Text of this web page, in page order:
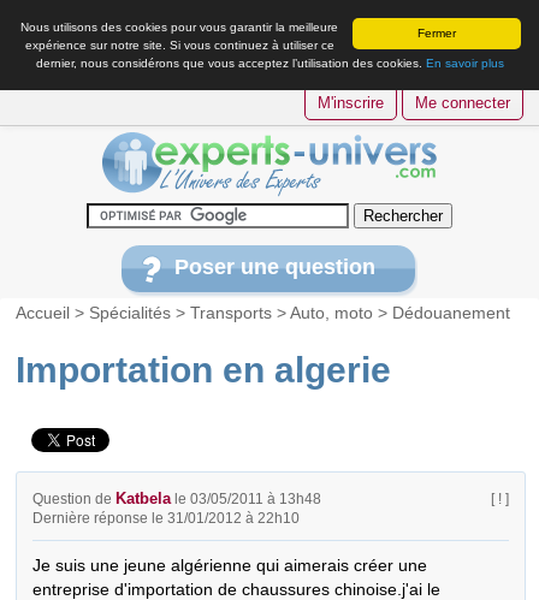
Fermer
Nous utilisons des cookies pour vous garantir la meilleure
expérience sur notre site. Si vous continuez à utiliser ce
dernier, nous considérons que vous acceptez l’utilisation des cookies. En savoir plus
M'inscrire Me connecter
Poser une question
Accueil > Spécialités >Transports >Auto, moto > Dédouanement
Importation en algerie
Question de Katbela le 03/05/2011 à 13h48
Dernière réponse le 31/01/2012 à 22h10
[ ! ]
Je suis une jeune algérienne qui aimerais créer une
entreprise d'importation de chaussures chinoise.j'ai le